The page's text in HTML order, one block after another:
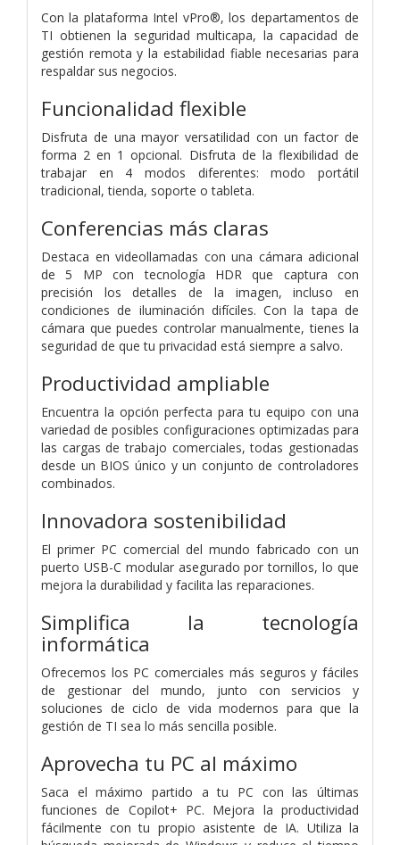
Con la plataforma Intel vPro®, los departamentos de
TI obtienen la seguridad multicapa, la capacidad de
gestión remota y la estabilidad fiable necesarias para
respaldar sus negocios.
Funcionalidad flexible
Disfruta de una mayor versatilidad con un factor de
forma 2 en 1 opcional. Disfruta de la flexibilidad de
trabajar en 4 modos diferentes: modo portátil
tradicional, tienda, soporte o tableta.
Conferencias más claras
Destaca en videollamadas con una cámara adicional
de 5 MP con tecnología HDR que captura con
precisión los detalles de la imagen, incluso en
condiciones de iluminación difíciles. Con la tapa de
cámara que puedes controlar manualmente, tienes la
seguridad de que tu privacidad está siempre a salvo.
Productividad ampliable
Encuentra la opción perfecta para tu equipo con una
variedad de posibles configuraciones optimizadas para
las cargas de trabajo comerciales, todas gestionadas
desde un BIOS único y un conjunto de controladores
combinados.
Innovadora sostenibilidad
El primer PC comercial del mundo fabricado con un
puerto USB-C modular asegurado por tornillos, lo que
mejora la durabilidad y facilita las reparaciones.
Simplifica la tecnología
informática
Ofrecemos los PC comerciales más seguros y fáciles
de gestionar del mundo, junto con servicios y
soluciones de ciclo de vida modernos para que la
gestión de TI sea lo más sencilla posible.
Aprovecha tu PC al máximo
Saca el máximo partido a tu PC con las últimas
funciones de Copilot+ PC. Mejora la productividad
fácilmente con tu propio asistente de IA. Utiliza la